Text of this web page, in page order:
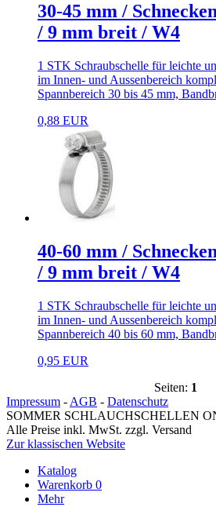
30-45 mm /
/ 9 mm breit / W4
1 STK Schraubschelle für leichte
im Innen- und Aussenbereich
Spannbereich 30 bis 45 mm,
0,88 EUR
40-60 mm /
/ 9 mm breit / W4
1 STK Schraubschelle für leichte
im Innen- und Aussenbereich
Spannbereich 40 bis 60 mm,
0,95 EUR
Seiten: 1
Impressum - AGB - Datenschutz
SOMMER SCHLAUCHSCHELLEN
Alle Preise inkl. MwSt. zzgl. Versand
Zur klassischen Website
Katalog
Warenkorb 0
Mehr